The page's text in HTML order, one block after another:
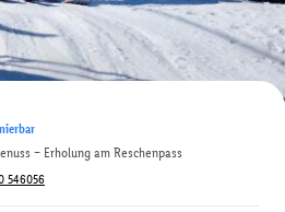
Auf der Karte anzeigen
– Erholung am Reschenpass
546056